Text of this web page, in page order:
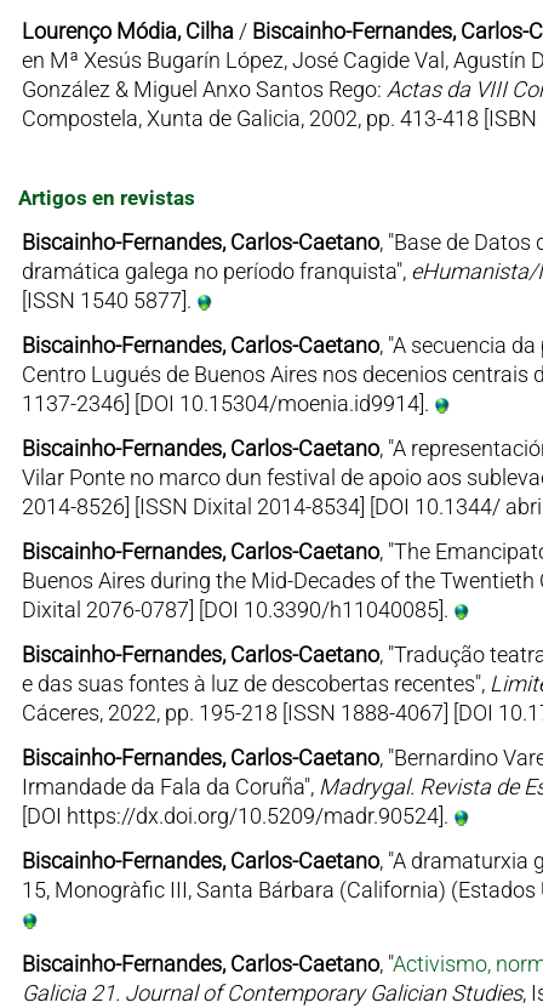
Lourenço Módia, Cilha / Biscainho-Fernandes, Carlos-
en Mª Xesús Bugarín López, José Cagide Val, Agustín
González & Miguel Anxo Santos Rego: Actas da VIII
Compostela, Xunta de Galicia, 2002, pp. 413-418
Artigos en revistas
Biscainho-Fernandes, Carlos-Caetano, "Base de
dramática galega no período franquista", eHumanista/
[ISSN 1540 5877].
Biscainho-Fernandes, Carlos-Caetano, "A secuencia
Centro Lugués de Buenos Aires nos decenios centrais
1137-2346] [DOI 10.15304/moenia.id9914].
Biscainho-Fernandes, Carlos-Caetano, "A
Vilar Ponte no marco dun festival de apoio aos
2014-8526] [ISSN Dixital 2014-8534] [DOI 10.1344/
Biscainho-Fernandes, Carlos-Caetano, "The
Buenos Aires during the Mid-Decades of the Twentieth
Dixital 2076-0787] [DOI 10.3390/h11040085].
Biscainho-Fernandes, Carlos-Caetano, "Tradução
e das suas fontes à luz de descobertas recentes",
Cáceres, 2022, pp. 195-218 [ISSN 1888-4067] [DOI
Biscainho-Fernandes, Carlos-Caetano, "Bernardino
Irmandade da Fala da Coruña", Madrygal. Revista de
[DOI https://dx.doi.org/10.5209/madr.90524].
Biscainho-Fernandes, Carlos-Caetano, "A dramaturxia
15, Monogràfic III, Santa Bárbara (California)
Biscainho-Fernandes, Carlos-Caetano, "Activismo,
Galicia 21. Journal of Contemporary Galician Studies,